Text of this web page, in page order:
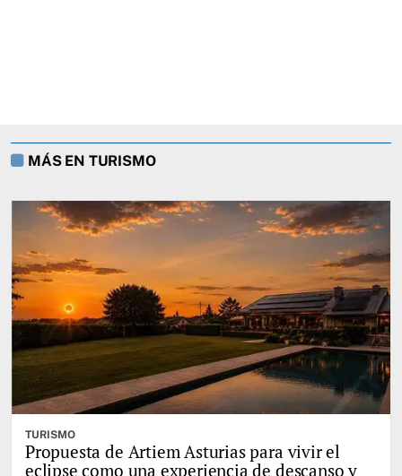
MÁS EN TURISMO
TURISMO
Propuesta de Artiem Asturias para vivir el
eclipse como una experiencia de descanso y